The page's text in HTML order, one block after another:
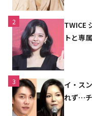
2
TWICE
トと専
3
イ・ス
れず…チ